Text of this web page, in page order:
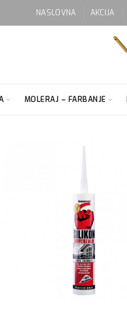
NASLOVNA AKCIJA
MOLERAJ – FARBANJE